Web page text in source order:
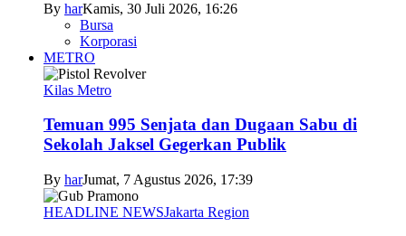
By harKamis, 30 Juli 2026, 16:26
Bursa
Korporasi
METRO
Kilas Metro
Temuan 995 Senjata dan Dugaan Sabu di
Sekolah Jaksel Gegerkan Publik
By harJumat, 7 Agustus 2026, 17:39
HEADLINE NEWSJakarta Region